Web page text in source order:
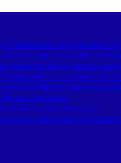
Restaurant! Δύο μοναδικά
Τουρισμού του
τα ψώνια του σε σούπερ
που συγκινεί
κοράλλια
του Αχιλλέως!
διαφάνεια & απαντήσεις»
– Η περιοχή δεν